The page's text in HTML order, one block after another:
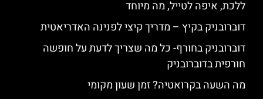
ללכת, איפה לטייל, מה מיוחד
דוברובניק בקיץ – מדריך קיצי לפנינה האדריאטית
דוברובניק בחורף- כל מה שצריך לדעת על חופשה
חורפית בדוברובניק
מה השעה בקרואטיה? זמן שעון מקומי